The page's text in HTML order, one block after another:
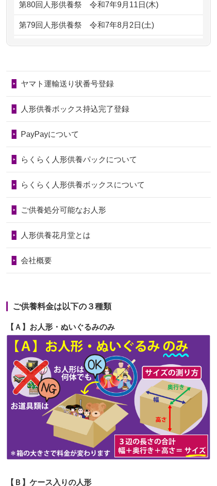
ガラスケースのまま引き取ってくださ
るのが助か...
ました。お...
2026/06/28きちんと供養していただけると思った
ので、お願...
いたことが...
2026/06/28老後のことを考え体力のあるうちに身
2026/06/28人形たちに これまで本当にありがとう
天...
2026/06/24今は亡き両親が孫（私の子供）の初節
句に贈って...
が伸びた時...
2026/06/22
娘の初めてのひな祭りにあわせて、娘
の祖父母か...
2026/06/20
雛人形をお道具も含め一式で引き取っ
てくださる...
供養が終わったお人形以外はどうして
るのですか？
しょうか？
2024/01/04ガラスケースは外しても良いですか？
第80回人形供養祭令和7年9月11日(木)
第79回人形供養祭令和7年8月2日(土)
第78回人形供養祭令和7年6月20日(金)
第76回人形供養祭令和7年2月28日(金)
第75回人形供養祭令和7年1月17日(金)
第73回人形供養祭令和6年10月17日(木)
第71回人形供養祭令和6年8月1日(木)
第70回人形供養祭令和6年6月21日(金)
第68回人形供養祭令和6年3月22日(金)
第65回人形供養祭令和5年11月09日(木)
第64回人形供養祭令和5年9月21日(木)
第63回人形供養祭 令和5年8月1日(火)
第62回人形供養祭令和5年6月21日(水)
第61回人形供養祭 令和5年5月19日(金)
第60回人形供養祭令和5年3月28日(火)
第59回人形供養祭 令和5年2月10日(金)
第58回人形供養祭令和5年12月21日(水)
ヤマト運輸送り状番号登録
人形供養ボックス持込完了登録
PayPayについて
らくらく人形供養パックについて
らくらく人形供養ボックスについて
ご供養処分可能なお人形
人形供養花月堂とは
会社概要
ご供養料金は以下の３種類
【Ａ】お人形・ぬいぐるみのみ
【Ｂ】ケース入りの人形